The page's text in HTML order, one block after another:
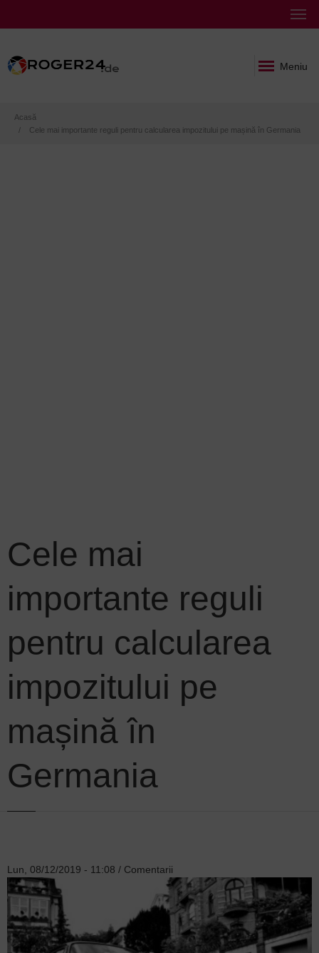
Meniu
Breadcrumb
Acasă
Cele mai importante reguli pentru calcularea impozitului pe mașină în Germania
Cele mai
importante reguli
pentru calcularea
impozitului pe
mașină în
Germania
Lun, 08/12/2019 - 11:08 / Comentarii